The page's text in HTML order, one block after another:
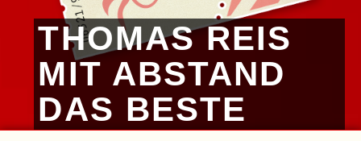
THOMAS REIS
MIT ABSTAND
DAS BESTE